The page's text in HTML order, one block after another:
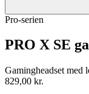
Pro-serien
PRO X SE
Gamingheadset med
829,00 kr.